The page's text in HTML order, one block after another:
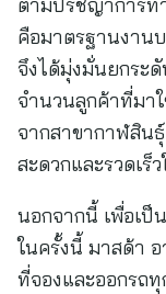
คือมาตรฐานงาน
จึงได้มุ่งมั่นยกระ
จำนวนลูกค้าที่มา
จากสาขากาฬสิน
สะดวกและรวดเร็
นอกจากนี้ เพื่อเป็
ในครั้งนี้ มาสด้า
ที่จองและออกรถ